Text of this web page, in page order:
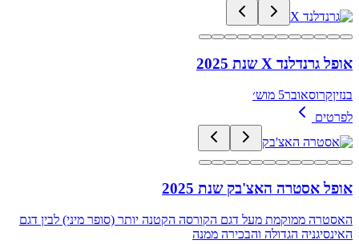
אופל גרנדלנד X שנת 2025
בנזיןקרוסאובר5 מוש׳
לפרטים
אופל אסטרה האצ'בק שנת 2025
האסטרה ממוקמת מעל דגם הקורסה הקטנה יותר (סופר מיני) לבין דגם
האינסיגניה הגדולה והבכירה ממנה